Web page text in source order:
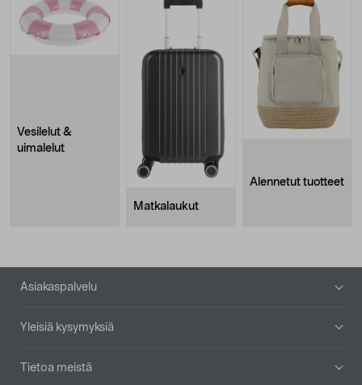
Vesilelut &
uimalelut
Matkalaukut
Alennetut tuotteet
Alatunniste
Asiakaspalvelu
Yleisiä kysymyksiä
Tietoa meistä